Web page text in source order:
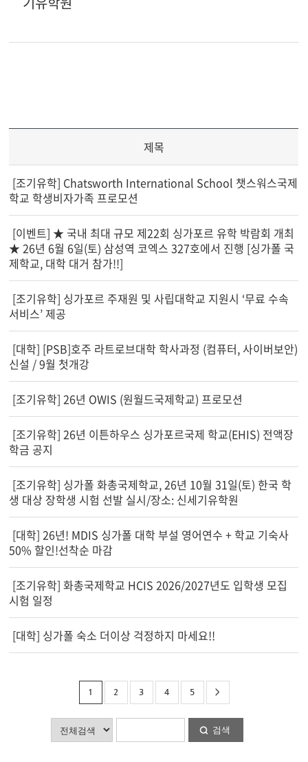
제목
[조기유학] Chatsworth International School 챗스워스국제
학교 학생비자가족 프로모션
[이벤트] ★ 국내 최대 규모 제22회 싱가포르 유학 박람회 개최
★ 26년 6월 6일(토) 삼성역 코엑스 327호에서 진행 [싱가폴 국
제학교, 대학 대거 참가!!]
[조기유학] 싱가포르 주재원 및 사립대학교 지원시 ‘무료 수속
서비스’ 제공
[대학] [PSB]호주 라트로브대학 학사과정 (컴퓨터, 사이버보안)
신설 / 9월 첫개강
[조기유학] 26년 OWIS (원월드국제학교) 프로모션
[조기유학] 26년 이튼하우스 싱가포르국제 학교(EHIS) 전액장
학금 공지
[조기유학] 싱가폴 화총국제학교, 26년 10월 31일(토) 한국 학
생 대상 장학생 시험 선발 실시/장소: 신세기유학원
[대학] 26년! MDIS 싱가폴 대학 부설 영어연수 + 학교 기숙사
50% 할인!선착순 마감
[조기유학] 화총국제학교 HCIS 2026/2027년도 입학생 모집
시험 일정
[대학] 싱가폴 숙소 더이상 걱정하지 마세요!!
1 2 3 4 5 >
검색